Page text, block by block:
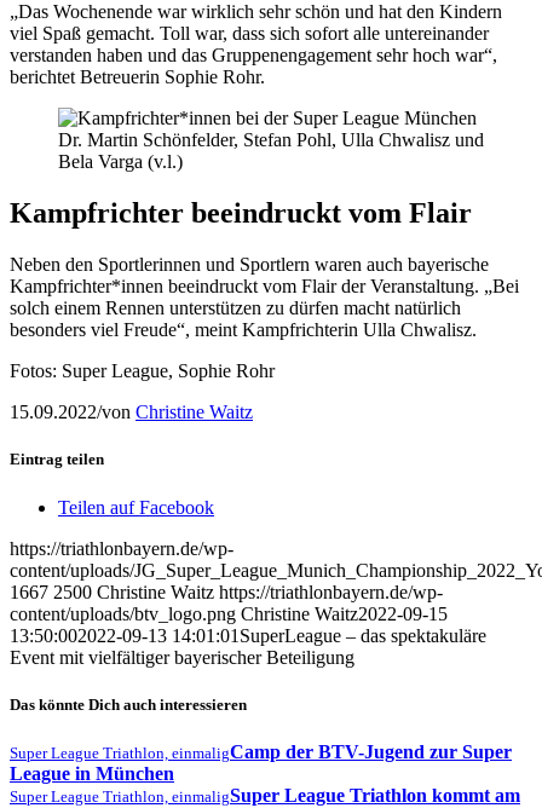
„Das Wochenende war wirklich sehr schön und hat den Kindern
viel Spaß gemacht. Toll war, dass sich sofort alle untereinander
verstanden haben und das Gruppenengagement sehr hoch war“,
berichtet Betreuerin Sophie Rohr.
Dr. Martin Schönfelder, Stefan Pohl, Ulla Chwalisz und
Bela Varga (v.l.)
Kampfrichter beeindruckt vom Flair
Neben den Sportlerinnen und Sportlern waren auch bayerische
Kampfrichter*innen beeindruckt vom Flair der Veranstaltung. „Bei
solch einem Rennen unterstützen zu dürfen macht natürlich
besonders viel Freude“, meint Kampfrichterin Ulla Chwalisz.
Fotos: Super League, Sophie Rohr
15.09.2022/von Christine Waitz
Eintrag teilen
Teilen auf Facebook
https://triathlonbayern.de/wp-
content/uploads/
1667 2500 Christine Waitz https://triathlonbayern.de/wp-
content/uploads/btv_logo.png Christine Waitz2022-09-15
13:50:002022-09-13 14:01:01 SuperLeague – das spektakuläre
Event mit vielfältiger bayerischer Beteiligung
Das könnte Dich auch interessieren
Super League Triathlon, einmaligCamp der BTV-Jugend zur Super
League in München
Super League Triathlon, einmaligSuper League Triathlon kommt am